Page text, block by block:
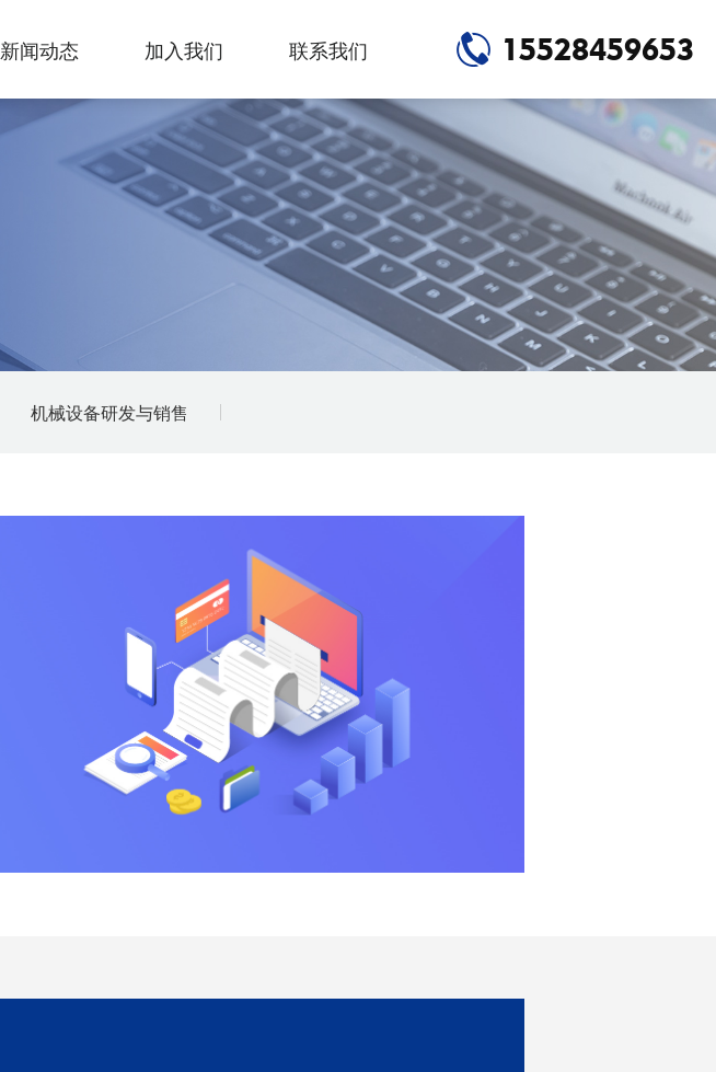
新闻动态 加入我们 联系我们 15528459653
机械设备研发与销售